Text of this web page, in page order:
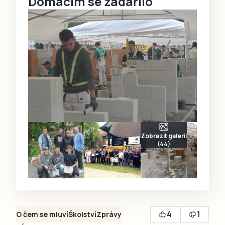
Zobrazit galerii
(44)
O čem se mluvíŠkolstvíZprávy 4
1